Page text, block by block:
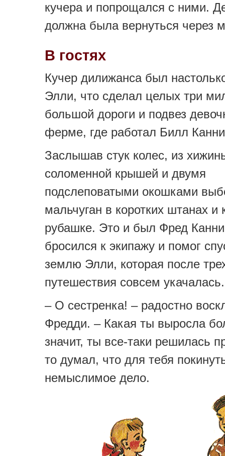
кучера и попрощался с ними.
должна была вернуться через
В гостях
Кучер дилижанса был
Элли, что сделал целых три
большой дороги и подвез
ферме, где работал Билл
Заслышав стук колес, из
соломенной крышей и двумя
подслеповатыми окошками
мальчуган в коротких штанах и
рубашке. Это и был Фред
бросился к экипажу и помог
землю Элли, которая после
путешествия совсем укачалась.
– О сестренка! – радостно
Фредди. – Какая ты выросла
значит, ты все-таки решилась
то думал, что для тебя
немыслимое дело.